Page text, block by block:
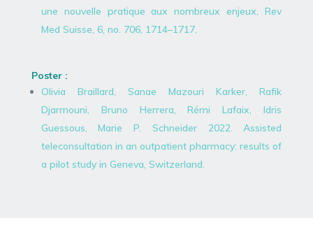
une nouvelle pratique aux nombreux enjeux, Rev
Med Suisse, 6, no. 706, 1714–1717.
Poster :
Olivia Braillard, Sanae Mazouri Karker, Rafik
Djarmouni, Bruno Herrera, Rémi Lafaix, Idris
Guessous, Marie P. Schneider 2022. Assisted
teleconsultation in an outpatient pharmacy: results of
a pilot study in Geneva, Switzerland.